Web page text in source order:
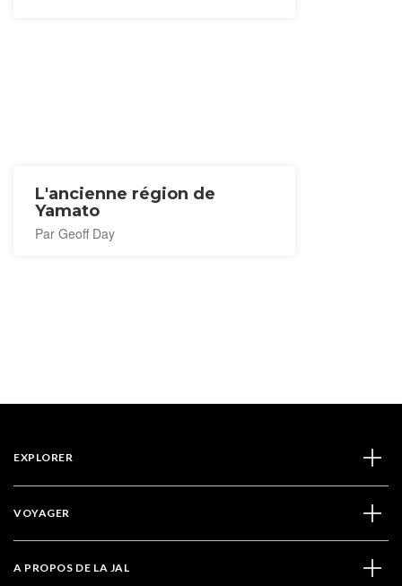
L'ancienne région de
Yamato
Par Geoff Day
EXPLORER
VOYAGER
A PROPOS DE LA JAL